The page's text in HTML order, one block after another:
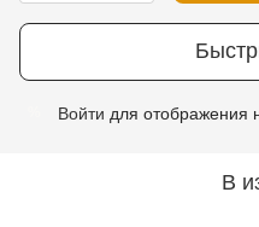
Войти для отображения
В